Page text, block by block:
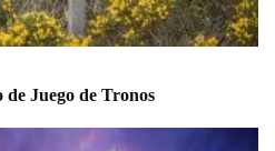
Juego de Tronos